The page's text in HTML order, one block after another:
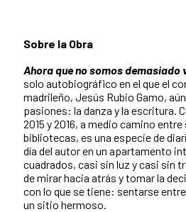
Sobre la Obra
Ahora que no somos demasiado
solo autobiográfico en el que el
madrileño, Jesús Rubio Gamo,
pasiones: la danza y la escritura.
2015 y 2016, a medio camino
bibliotecas, es una especie de
día del autor en un apartamento
cuadrados, casi sin luz y casi sin
de mirar hacia atrás y tomar la
con lo que se tiene: sentarse
un sitio hermoso.